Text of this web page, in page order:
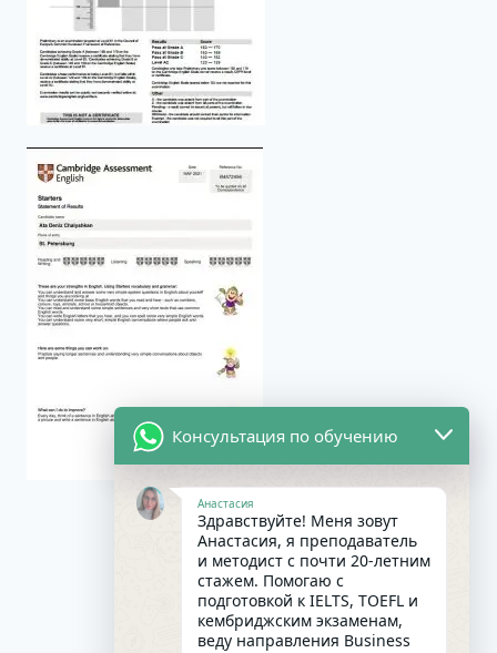
Консультация по обучению
Анастасия
Здравствуйте! Меня зовут
Анастасия, я преподаватель
и методист с почти 20-летним
стажем. Помогаю с
подготовкой к IELTS, TOEFL и
кембриджским экзаменам,
веду направления Business